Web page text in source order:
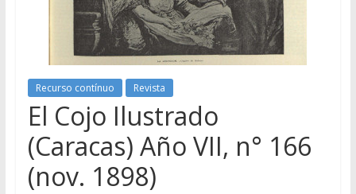
Recurso contínuo Revista
El Cojo Ilustrado
(Caracas) Año VII, n° 166
(nov. 1898)